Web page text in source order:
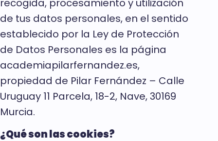
recogida, procesamiento y utilización
de tus datos personales, en el sentido
establecido por la Ley de Protección
de Datos Personales es la página
academiapilarfernandez.es,
propiedad de Pilar Fernández – Calle
Uruguay 11 Parcela, 18-2, Nave, 30169
Murcia.
¿Qué son las cookies?